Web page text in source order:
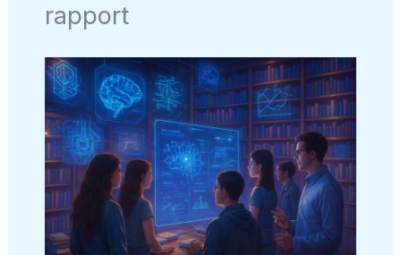
rapport